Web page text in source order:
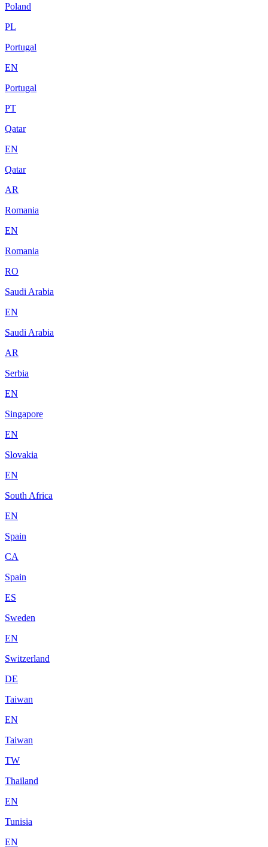
Poland
PL
Portugal
EN
Portugal
PT
Qatar
EN
Qatar
AR
Romania
EN
Romania
RO
Saudi Arabia
EN
Saudi Arabia
AR
Serbia
EN
Singapore
EN
Slovakia
EN
South Africa
EN
Spain
CA
Spain
ES
Sweden
EN
Switzerland
DE
Taiwan
EN
Taiwan
TW
Thailand
EN
Tunisia
EN